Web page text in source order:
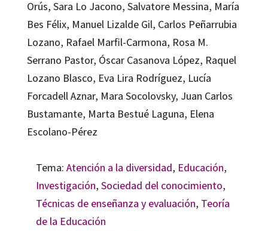
Orús, Sara Lo Jacono, Salvatore Messina, María
Bes Félix, Manuel Lizalde Gil, Carlos Peñarrubia
Lozano, Rafael Marfil-Carmona, Rosa M.
Serrano Pastor, Óscar Casanova López, Raquel
Lozano Blasco, Eva Lira Rodríguez, Lucía
Forcadell Aznar, Mara Socolovsky, Juan Carlos
Bustamante, Marta Bestué Laguna, Elena
Escolano-Pérez
Tema: Atención a la diversidad, Educación,
Investigación, Sociedad del conocimiento,
Técnicas de enseñanza y evaluación, Teoría
de la Educación